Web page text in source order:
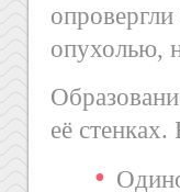
опухолью,
её